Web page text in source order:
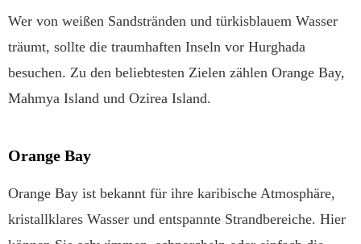
Wer von weißen Sandstränden und türkisblauem Wasser
träumt, sollte die traumhaften Inseln vor Hurghada
besuchen. Zu den beliebtesten Zielen zählen Orange Bay,
Mahmya Island und Ozirea Island.
Orange Bay
Orange Bay ist bekannt für ihre karibische Atmosphäre,
kristallklares Wasser und entspannte Strandbereiche. Hier